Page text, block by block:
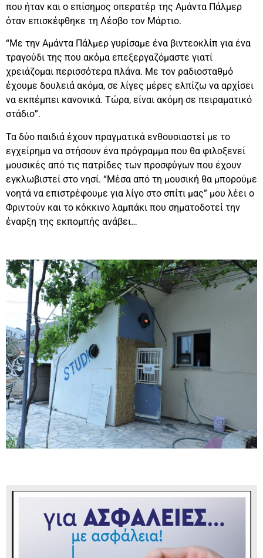
που ήταν και ο επίσημος οπερατέρ της Αμάντα Πάλμερ
όταν επισκέφθηκε τη Λέσβο τον Μάρτιο.
“Με την Αμάντα Πάλμερ γυρίσαμε ένα βιντεοκλίπ για ένα
τραγούδι της που ακόμα επεξεργαζόμαστε γιατί
χρειάζομαι περισσότερα πλάνα. Με τον ραδιοσταθμό
έχουμε δουλειά ακόμα, σε λίγες μέρες ελπίζω να αρχίσει
να εκπέμπει κανονικά. Τώρα, είναι ακόμη σε πειραματικό
στάδιο”.
Τα δύο παιδιά έχουν πραγματικά ενθουσιαστεί με το
εγχείρημα να στήσουν ένα πρόγραμμα που θα φιλοξενεί
μουσικές από τις πατρίδες των προσφύγων που έχουν
εγκλωβιστεί στο νησί. “Μέσα από τη μουσική θα μπορούμε
νοητά να επιστρέφουμε για λίγο στο σπίτι μας” μου λέει ο
Φριντούν και το κόκκινο λαμπάκι που σηματοδοτεί την
έναρξη της εκπομπής ανάβει…